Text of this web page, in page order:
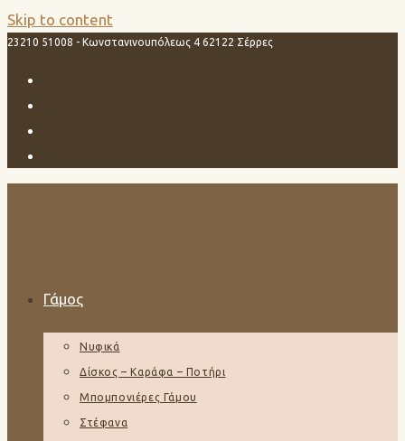
Skip to content
23210 51008 - Κωνστανινουπόλεως 4 62122 Σέρρες
Γάμος
Νυφικά
Δίσκος – Καράφα – Ποτήρι
Μπομπονιέρες Γάμου
Στέφανα